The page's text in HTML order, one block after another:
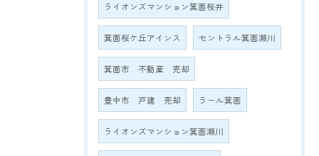
ライオンズマンション箕面桜井
箕面桜ケ丘アインス セントラル箕面瀬川
箕面市 不動産 売却
豊中市 戸建 売却 ラール箕面
ライオンズマンション箕面瀬川